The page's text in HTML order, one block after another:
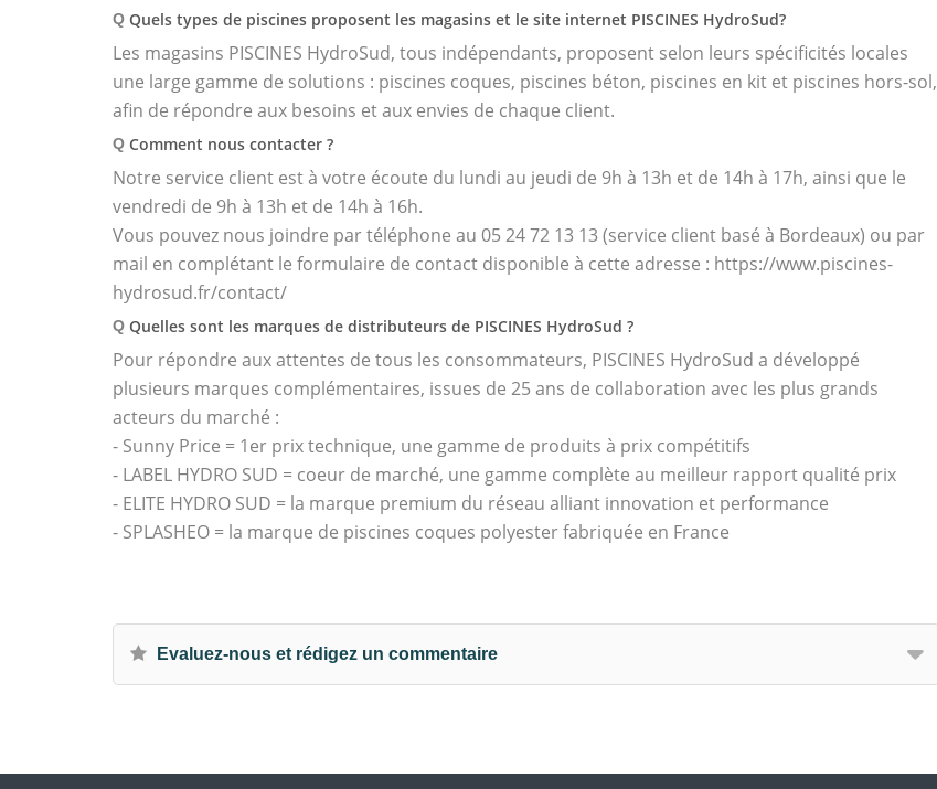
Q Quels types de piscines proposent les magasins et le site internet PISCINES HydroSud?
Les magasins PISCINES HydroSud, tous indépendants, proposent selon leurs spécificités locales
une large gamme de solutions : piscines coques, piscines béton, piscines en kit et piscines hors-sol,
afin de répondre aux besoins et aux envies de chaque client.
Q Comment nous contacter ?
Notre service client est à votre écoute du lundi au jeudi de 9h à 13h et de 14h à 17h, ainsi que le
vendredi de 9h à 13h et de 14h à 16h.
Vous pouvez nous joindre par téléphone au 05 24 72 13 13 (service client basé à Bordeaux) ou par
mail en complétant le formulaire de contact disponible à cette adresse : https://www.piscines-
hydrosud.fr/contact/
Q Quelles sont les marques de distributeurs de PISCINES HydroSud ?
Pour répondre aux attentes de tous les consommateurs, PISCINES HydroSud a développé
plusieurs marques complémentaires, issues de 25 ans de collaboration avec les plus grands
acteurs du marché :
- Sunny Price = 1er prix technique, une gamme de produits à prix compétitifs
- LABEL HYDRO SUD = coeur de marché, une gamme complète au meilleur rapport qualité prix
- ELITE HYDRO SUD = la marque premium du réseau alliant innovation et performance
- SPLASHEO = la marque de piscines coques polyester fabriquée en France
Evaluez-nous et rédigez un commentaire